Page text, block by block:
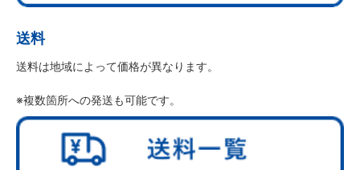
送料
送料は地域によって価格が異なります。
※複数箇所への発送も可能です。